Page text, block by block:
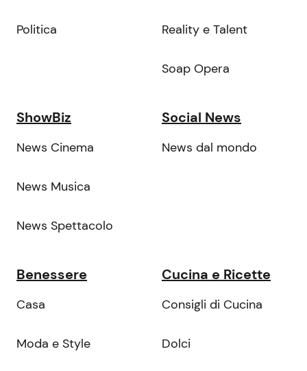
Politica Reality e Talent
Soap Opera
ShowBiz
News Cinema
News Musica
News Spettacolo
Social News
News dal mondo
Benessere
Casa
Moda e Style
Cucina e Ricette
Consigli di Cucina
Dolci